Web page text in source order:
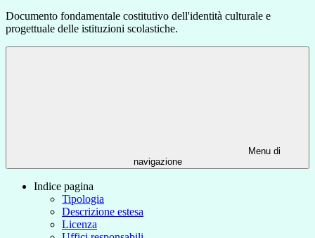
Documento fondamentale costitutivo dell'identità culturale e
progettuale delle istituzioni scolastiche.
Menu di
navigazione
Indice pagina
Tipologia
Descrizione estesa
Licenza